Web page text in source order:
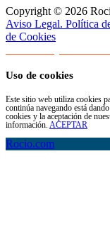
Copyright © 2026
Aviso Legal. Política
de Cookies
Uso de cookies
Este sitio web utiliza cookies
continúa navegando está
cookies y la aceptación de
información. ACEPTAR
Rocio.com